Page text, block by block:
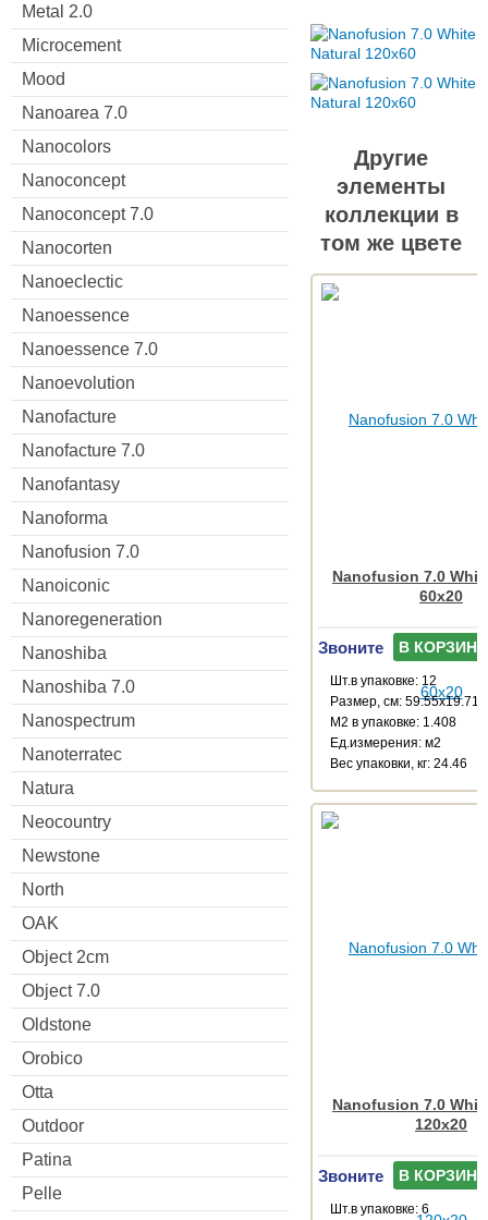
Metal 2.0
Microcement
Mood
Nanoarea 7.0
Nanocolors
Nanoconcept
Nanoconcept 7.0
Nanocorten
Nanoeclectic
Nanoessence
Nanoessence 7.0
Nanoevolution
Nanofacture
Nanofacture 7.0
Nanofantasy
Nanoforma
Nanofusion 7.0
Nanoiconic
Nanoregeneration
Nanoshiba
Nanoshiba 7.0
Nanospectrum
Nanoterratec
Natura
Neocountry
Newstone
North
OAK
Object 2cm
Object 7.0
Oldstone
Orobico
Otta
Outdoor
Patina
Pelle
Другие
элементы
коллекции в
том же цвете
Nanofusion 7.0
60x20
Звоните В КОРЗИНУ
Шт.в упаковке: 12
Размер, см: 59.55x19.71
М2 в упаковке: 1.408
Ед.измерения: м2
Веc упаковки, кг: 24.46
Nanofusion 7.0
120x20
Звоните В КОРЗИНУ
Шт.в упаковке: 6